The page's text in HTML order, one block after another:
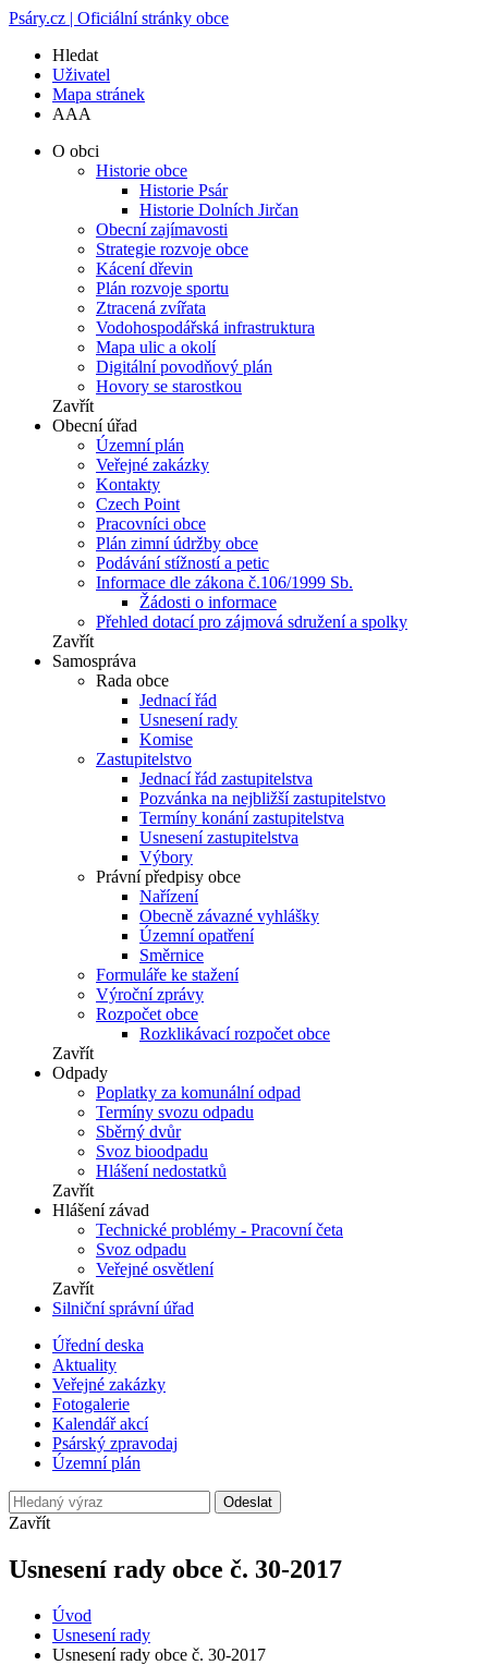
Psáry.cz | Oficiální stránky obce
Hledat
Uživatel
Mapa stránek
AAA
O obci
Historie obce
Historie Psár
Historie Dolních Jirčan
Obecní zajímavosti
Strategie rozvoje obce
Kácení dřevin
Plán rozvoje sportu
Ztracená zvířata
Vodohospodářská infrastruktura
Mapa ulic a okolí
Digitální povodňový plán
Hovory se starostkou
Zavřít
Obecní úřad
Územní plán
Veřejné zakázky
Kontakty
Czech Point
Pracovníci obce
Plán zimní údržby obce
Podávání stížností a petic
Informace dle zákona č.106/1999 Sb.
Žádosti o informace
Přehled dotací pro zájmová sdružení a spolky
Zavřít
Samospráva
Rada obce
Jednací řád
Usnesení rady
Komise
Zastupitelstvo
Jednací řád zastupitelstva
Pozvánka na nejbližší zastupitelstvo
Termíny konání zastupitelstva
Usnesení zastupitelstva
Výbory
Právní předpisy obce
Nařízení
Obecně závazné vyhlášky
Územní opatření
Směrnice
Formuláře ke stažení
Výroční zprávy
Rozpočet obce
Rozklikávací rozpočet obce
Zavřít
Odpady
Poplatky za komunální odpad
Termíny svozu odpadu
Sběrný dvůr
Svoz bioodpadu
Hlášení nedostatků
Zavřít
Hlášení závad
Technické problémy - Pracovní četa
Svoz odpadu
Veřejné osvětlení
Zavřít
Silniční správní úřad
Úřední deska
Aktuality
Veřejné zakázky
Fotogalerie
Kalendář akcí
Psárský zpravodaj
Územní plán
Odeslat
Zavřít
Usnesení rady obce č. 30-2017
Úvod
Usnesení rady
Usnesení rady obce č. 30-2017